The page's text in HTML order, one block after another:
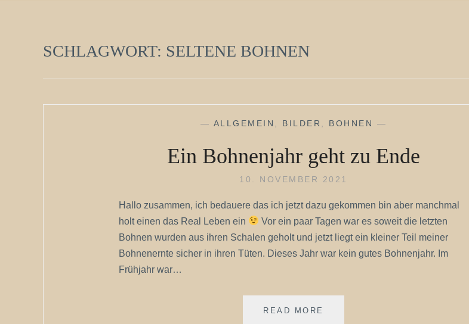
SCHLAGWORT: SELTENE BOHNEN
— ALLGEMEIN BILDER BOHNEN —
Ein Bohnenjahr geht zu Ende
10. NOVEMBER 2021
Hallo zusammen, ich bedauere das ich jetzt dazu gekommen bin aber manchmal
holt einen das Real Leben ein
Vor ein paar Tagen war es soweit die letzten
Bohnen wurden aus ihren Schalen geholt und jetzt liegt ein kleiner Teil meiner
Bohnenernte sicher in ihren Tüten. Dieses Jahr war kein gutes Bohnenjahr. Im
Frühjahr war…
READ MORE